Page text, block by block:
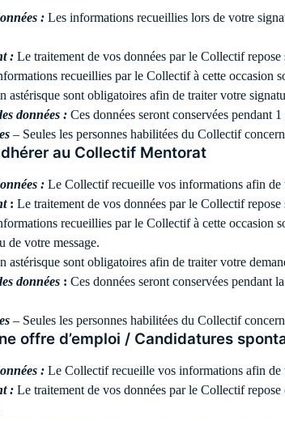
: Les informations recueillies lors de votre
: Le traitement de vos données par le Collectif repose
recueillies par le Collectif à cette occasion
astérisque sont obligatoires afin de traiter votre
données : Ces données seront conservées pendant 1
– Seules les personnes habilitées du Collectif
au Collectif Mentorat
: Le Collectif recueille vos informations afin de
: Le traitement de vos données par le Collectif
recueillies par le Collectif à cette occasion
de votre message.
astérisque sont obligatoires afin de traiter votre
données : Ces données seront conservées pendant
– Seules les personnes habilitées du Collectif
offre d’emploi / Candidatures
: Le Collectif recueille vos informations afin de
: Le traitement de vos données par le Collectif repose